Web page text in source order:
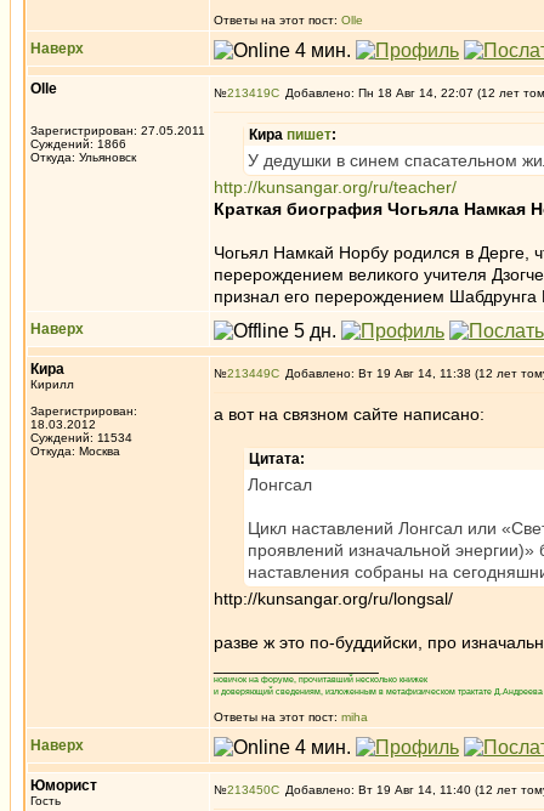
Ответы на этот пост: Olle
Наверх
Olle
Зарегистрирован: 27.05.2011
Суждений: 1866
Откуда: Ульяновск
№213419 Добавлено: Пн 18 Авг 14, 22:07 (12 лет
Кира пишет:
У дедушки в синем спасательном
http://kunsangar.org/ru/teacher/
Краткая биография Чогьяла Намкая
Чогьял Намкай Норбу родился в Дерге,
перерождением великого учителя
признал его перерождением
Наверх
Кира
Кирилл
Зарегистрирован:
18.03.2012
Суждений: 11534
Откуда: Москва
№213449 Добавлено: Вт 19 Авг 14, 11:38 (12 лет
а вот на связном сайте написано:
Цитата:
Лонгсал
Цикл наставлений Лонгсал или
проявлений изначальной
наставления собраны на
http://kunsangar.org/ru/longsal/
разве ж это по-буддийски, про
новичок на форуме, прочитавший несколько книжек
и доверяющий сведениям, изложенным в метафизическом трактате
Ответы на этот пост: miha
Наверх
Юморист
Гость
№213450 Добавлено: Вт 19 Авг 14, 11:40 (12 лет